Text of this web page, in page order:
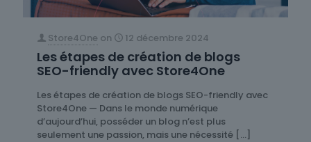
Store4One on 12 décembre 2024
Les étapes de création de blogs
SEO-friendly avec Store4One
Les étapes de création de blogs SEO-friendly avec
Store4One — Dans le monde numérique
d’aujourd’hui, posséder un blog n’est plus
seulement une passion, mais une nécessité […]